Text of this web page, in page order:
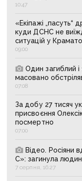
10:47
«Екіпажі „пасуть“
куди ДСНС не
ситуацій у
09:00
Один загиблий
масовано
07:08
За добу 27 тисяч
присвоєння
посмертно
07:00
Відео. Росіяни
С»: загинула
7 серпня, 16:27